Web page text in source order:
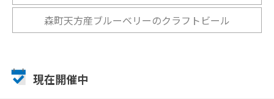
森町天方産ブルーベリーのクラフトビール
現在開催中